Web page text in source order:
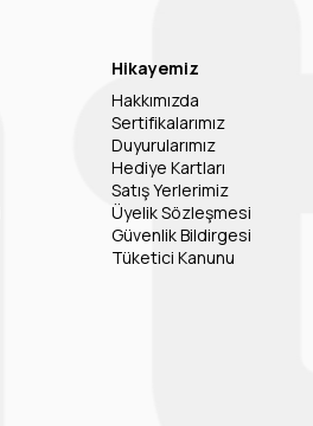
Hikayemiz
Hakkımızda
Sertifikalarımız
Duyurularımız
Hediye Kartları
Satış Yerlerimiz
Üyelik Sözleşmesi
Güvenlik Bildirgesi
Tüketici Kanunu